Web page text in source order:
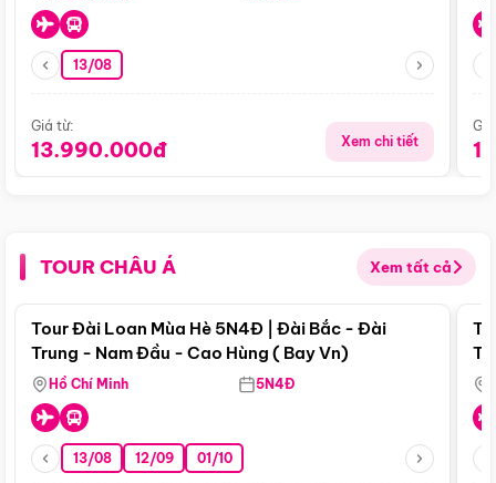
13/08
Giá từ:
13.990.000đ Xem chi tiết
TOUR CHÂU Á Xem tất cả
Điểm nổi bật
Tour Đài Loan Mùa Hè 5N4Đ | Đài Bắc - Đài
Trung - Nam Đầu - Cao Hùng ( Bay Vn)
Hồ Chí Minh 5N4Đ
13/08 12/09 01/10